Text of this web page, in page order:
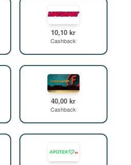
10,10 kr
Cashback
40,00 kr
Cashback